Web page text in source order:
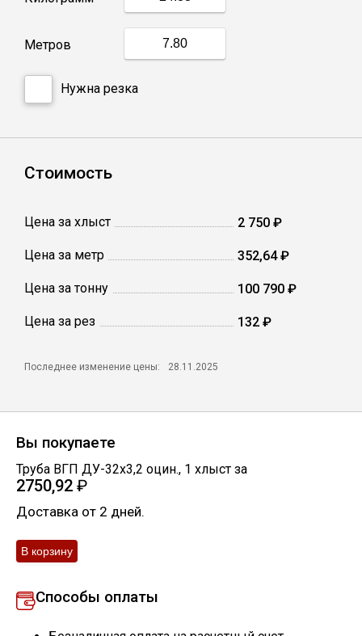
Полоса
Метров
Нужна резка
Стоимость
Цена за хлыст 2 750 ₽
Цена за метр 352,64 ₽
Цена за тонну 100 790 ₽
Цена за рез 132 ₽
Последнее изменение цены: 28.11.2025
Вы покупаете
Труба ВГП ДУ-32х3,2 оцин., 1 хлыст за
2750,92 ₽
Доставка от 2 дней.
Способы оплаты